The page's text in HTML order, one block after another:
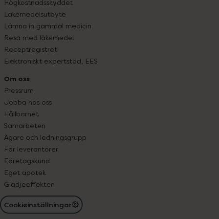
Högkostnadsskyddet
Läkemedelsutbyte
Lämna in gammal medicin
Resa med läkemedel
Receptregistret
Elektroniskt expertstöd, EES
Om oss
Pressrum
Jobba hos oss
Hållbarhet
Samarbeten
Ägare och ledningsgrupp
För leverantörer
Företagskund
Eget apotek
Glädjeeffekten
Cookieinställningar